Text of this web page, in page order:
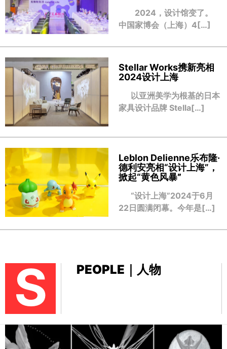
2024，设计馆变了。
中国家博会（上海）4[…]
Stellar Works携新亮相
2024设计上海
以亚洲美学为根基的日本
家具设计品牌 Stella[…]
Leblon Delienne乐布隆·
德利安亮相“设计上海”，
掀起“黄色风暴”
“设计上海”2024于6月
22日圆满闭幕。今年是[…]
S PEOPLE｜人物